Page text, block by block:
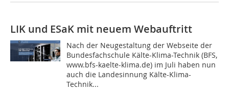
LIK und ESaK mit neuem Webauftritt
Nach der Neugestaltung der Webseite der
Bundesfachschule Kälte-Klima-Technik (BFS,
www.bfs-kaelte-klima.de) im Juli haben nun
auch die Landesinnung Kälte-Klima-
Technik...